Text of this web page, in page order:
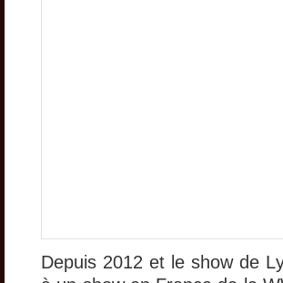
Depuis 2012 et le show de